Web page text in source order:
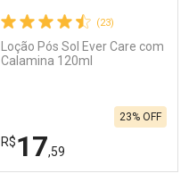
(23)
Loção Pós Sol Ever Care com
Calamina 120ml
R$17,59
23% OFF